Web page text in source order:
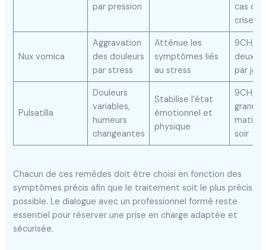
par pression
cas de
crise
Nux vomica
Aggravation
des douleurs
par stress
Atténue les
symptômes liés
au stress
9CH,
deux
par jour
Pulsatilla
Douleurs
variables,
humeurs
changeantes
Stabilise l’état
émotionnel et
physique
9CH, 2
matin
soir
Chacun de ces remèdes doit être choisi en fonction des
symptômes précis afin que le traitement soit le plus précis
possible. Le dialogue avec un professionnel formé reste
essentiel pour réserver une prise en charge adaptée et
sécurisée.